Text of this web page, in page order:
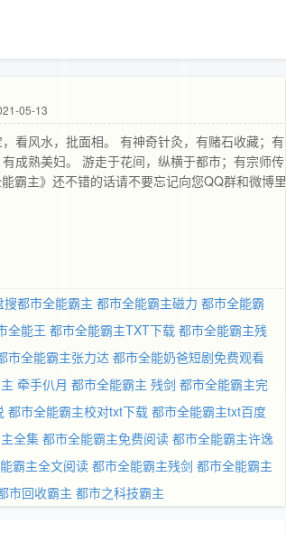
05-13
看风水，批面相。 有神奇针灸，有赌石收藏；有
成熟美妇。 游走于花间，纵横于都市；有宗师传
霸主》还不错的话请不要忘记向您QQ群和微博里
搜都市全能霸主 都市全能霸主磁力 都市全能霸
全能王 都市全能霸主TXT下载 都市全能霸主残
市全能霸主张力达 都市全能奶爸短剧免费观看
牵手仈月 都市全能霸主 残剑 都市全能霸主完
都市全能霸主校对txt下载 都市全能霸主txt百度
全集 都市全能霸主免费阅读 都市全能霸主许逸
霸主全文阅读 都市全能霸主残剑 都市全能霸主
市回收霸主 都市之科技霸主